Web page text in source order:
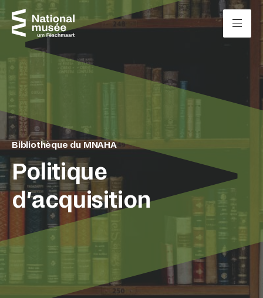
Passer directement au contenu
Politique
d’acquisition
Bibliothèque du MNAHA
Panneau de gestion des cookies